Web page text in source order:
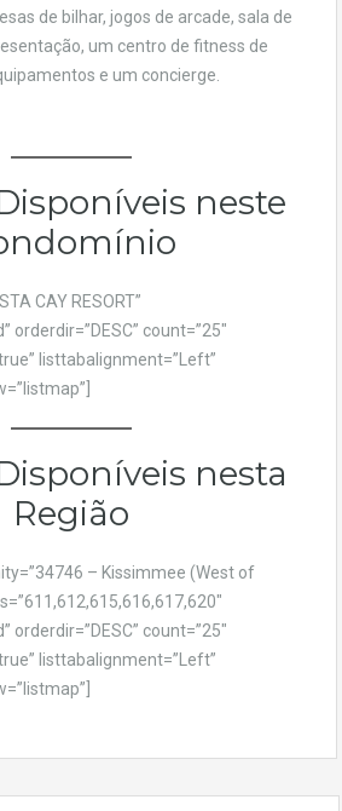
de bilhar, jogos de arcade, sala de
um centro de fitness de
e um concierge.
neste
CAY RESORT”
orderdir=”DESC” count=”25″
listtabalignment=”Left”
nesta
Região
– Kissimmee (West of
orderdir=”DESC” count=”25″
listtabalignment=”Left”